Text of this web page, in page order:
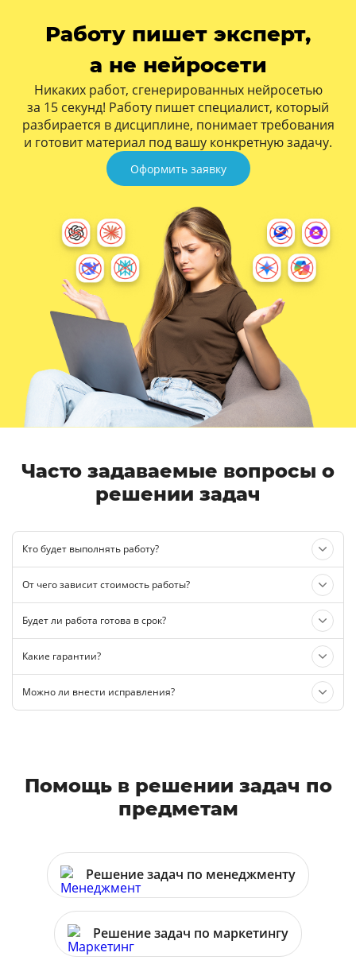
Работу пишет эксперт,
а не нейросети
Никаких работ, сгенерированных нейросетью
за 15 секунд! Работу пишет специалист, который
разбирается в дисциплине, понимает требования
и готовит материал под вашу конкретную задачу.
Оформить заявку
Часто задаваемые вопросы о
решении задач
Кто будет выполнять работу?
От чего зависит стоимость работы?
Будет ли работа готова в срок?
Какие гарантии?
Можно ли внести исправления?
Помощь в решении задач по
предметам
Решение задач по менеджменту
Решение задач по маркетингу